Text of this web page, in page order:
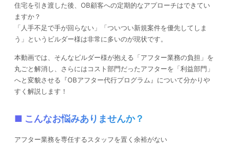
住宅を引き渡した後、OB顧客への定期的なアプローチはできてい
ますか？
「人手不足で手が回らない」「ついつい新規案件を優先してしま
う」というビルダー様は非常に多いのが現状です。
本動画では、そんなビルダー様が抱える「アフター業務の負担」を
丸ごと解消し、さらにはコスト部門だったアフターを「利益部門」
へと変貌させる『OBアフター代行プログラム』について分かりや
すく解説します！
■ こんなお悩みありませんか？
アフター業務を専任するスタッフを置く余裕がない